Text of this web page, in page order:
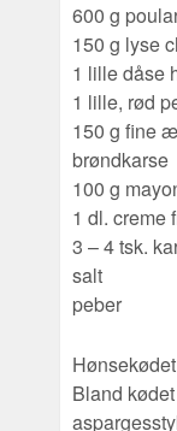
600 g
150 g lyse
1 lille dåse
1 lille, rød
150 g fine
brøndkarse
100 g
1 dl. creme
3 – 4 tsk.
salt
peber
Bland